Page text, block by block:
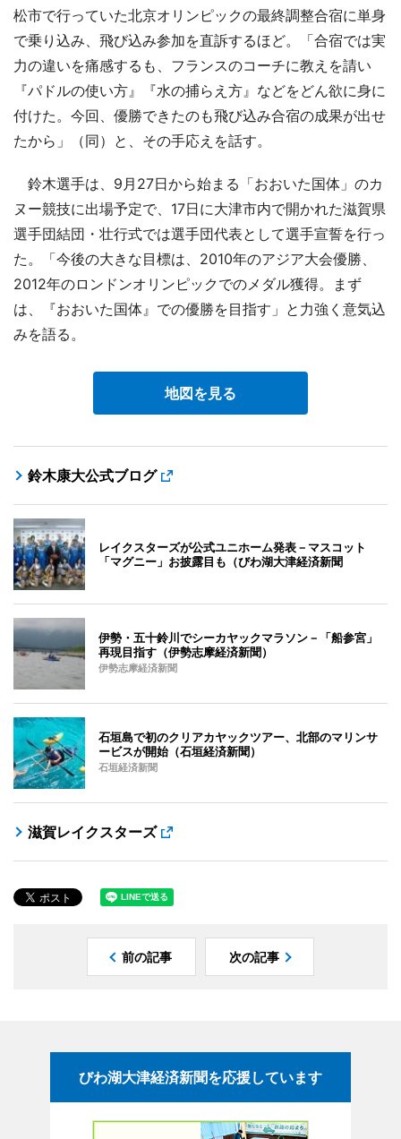
松市で行っていた北京オリンピックの最終調整合宿に単身
で乗り込み、飛び込み参加を直訴するほど。「合宿では実
力の違いを痛感するも、フランスのコーチに教えを請い
『パドルの使い方』『水の捕らえ方』などをどん欲に身に
付けた。今回、優勝できたのも飛び込み合宿の成果が出せ
たから」（同）と、その手応えを話す。
鈴木選手は、9月27日から始まる「おおいた国体」のカ
ヌー競技に出場予定で、17日に大津市内で開かれた滋賀県
選手団結団・壮行式では選手団代表として選手宣誓を行っ
た。「今後の大きな目標は、2010年のアジア大会優勝、
2012年のロンドンオリンピックでのメダル獲得。まず
は、『おおいた国体』での優勝を目指す」と力強く意気込
みを語る。
地図を見る
鈴木康大公式ブログ
レイクスターズが公式ユニホーム発表－マスコット
「マグニー」お披露目も（びわ湖大津経済新聞
伊勢・五十鈴川でシーカヤックマラソン－「船参宮」
再現目指す（伊勢志摩経済新聞）
伊勢志摩経済新聞
石垣島で初のクリアカヤックツアー、北部のマリンサ
ービスが開始（石垣経済新聞）
石垣経済新聞
滋賀レイクスターズ
前の記事 次の記事
びわ湖大津経済新聞を応援しています